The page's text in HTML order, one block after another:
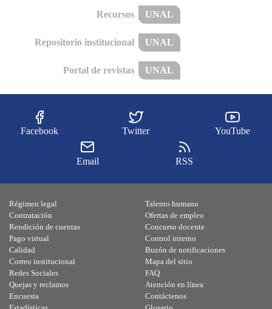
Recursos UNAL
Repositorio institucional UNAL
Portal de revistas UNAL
Facebook Twitter YouTube
Email RSS
Régimen legal
Contratación
Rendición de cuentas
Pago virtual
Calidad
Talento humano
Ofertas de empleo
Concurso docente
Control interno
Buzón de notificaciones
Correo institucional
Redes Sociales
Quejas y reclamos
Encuesta
Mapa del sitio
FAQ
Atención en línea
Contáctenos